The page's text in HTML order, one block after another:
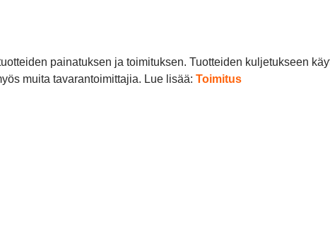
painatuksen ja toimituksen. Tuotteiden kuljetukseen
muita tavarantoimittajia. Lue lisää: Toimitus